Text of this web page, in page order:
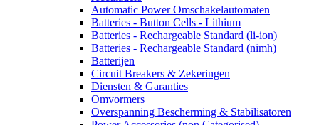
Automatic Power Omschakelautomaten
Batteries - Button Cells - Lithium
Batteries - Rechargeable Standard (li-ion)
Batteries - Rechargeable Standard (nimh)
Batterijen
Circuit Breakers & Zekeringen
Diensten & Garanties
Omvormers
Overspanning Bescherming & Stabilisatoren